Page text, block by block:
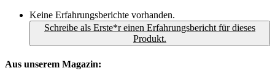
Keine Erfahrungsberichte vorhanden.
Schreibe als Erste*r einen Erfahrungsbericht für dieses
Produkt.
Aus unserem Magazin: